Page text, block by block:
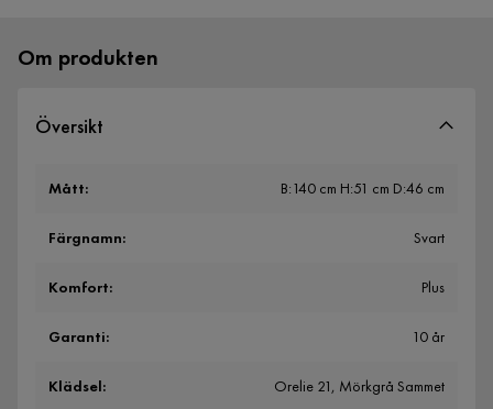
Om produkten
Översikt
Mått: B:140 cm H:51 cm D:46 cm
Färgnamn: Svart
Komfort: Plus
Garanti: 10 år
Klädsel: Orelie 21, Mörkgrå Sammet